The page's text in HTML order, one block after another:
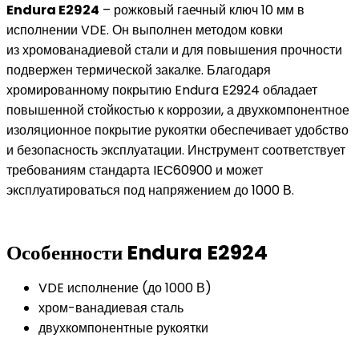
Endura E2924 – рожковый гаечный ключ 10 мм в
исполнении VDE. Он выполнен методом ковки
из хромованадиевой стали и для повышения прочности
подвержен термической закалке. Благодаря
хромированному покрытию Endura E2924 обладает
повышенной стойкостью к коррозии, а двухкомпонентное
изоляционное покрытие рукоятки обеспечивает удобство
и безопасность эксплуатации. Инструмент соответствует
требованиям стандарта IEC60900 и может
эксплуатироваться под напряжением до 1000 В.
Особенности Endura E2924
VDE исполнение (до 1000 В)
хром-ванадиевая сталь
двухкомпонентные рукоятки